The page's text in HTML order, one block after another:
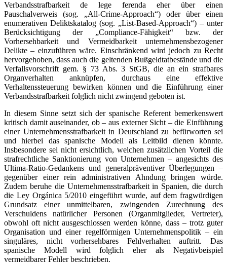
Verbandsstrafbarkeit de lege ferenda eher über einen
Pauschalverweis (sog. „All-Crime-Approach“) oder über einen
enumerativen Deliktskatalog (sog. „List-Based-Approach“) – unter
Berücksichtigung der „Compliance-Fähigkeit“ bzw. der
Vorhersehbarkeit und Vermeidbarkeit unternehmensbezogener
Delikte – einzuführen wäre. Einschränkend wird jedoch zu Recht
hervorgehoben, dass auch die geltenden Bußgeldtatbestände und die
Verfallsvorschrift gem. § 73 Abs. 3 StGB, die an ein strafbares
Organverhalten anknüpfen, durchaus eine effektive
Verhaltenssteuerung bewirken können und die Einführung einer
Verbandsstrafbarkeit folglich nicht zwingend geboten ist.
In diesem Sinne setzt sich der spanische Referent bemerkenswert
kritisch damit auseinander, ob – aus externer Sicht – die Einführung
einer Unternehmensstrafbarkeit in Deutschland zu befürworten sei
und hierbei das spanische Modell als Leitbild dienen könnte.
Insbesondere sei nicht ersichtlich, welchen zusätzlichen Vorteil die
strafrechtliche Sanktionierung von Unternehmen – angesichts des
Ultima-Ratio-Gedankens und generalpräventiver Überlegungen –
gegenüber einer rein administrativen Ahndung bringen würde.
Zudem beruhe die Unternehmensstrafbarkeit in Spanien, die durch
die Ley Orgánica 5/2010 eingeführt wurde, auf dem fragwürdigen
Grundsatz einer unmittelbaren, zwingenden Zurechnung des
Verschuldens natürlicher Personen (Organmitglieder, Vertreter),
obwohl oft nicht ausgeschlossen werden könne, dass – trotz guter
Organisation und einer regelförmigen Unternehmenspolitik – ein
singuläres, nicht vorhersehbares Fehlverhalten auftritt. Das
spanische Modell wird folglich eher als Negativbeispiel
vermeidbarer Fehler beschrieben.